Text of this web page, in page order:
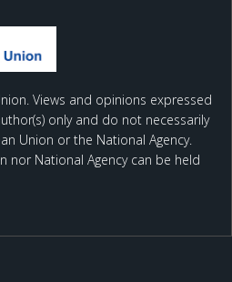
Views and opinions expressed
only and do not necessarily
Union or the National Agency.
nor National Agency can be held